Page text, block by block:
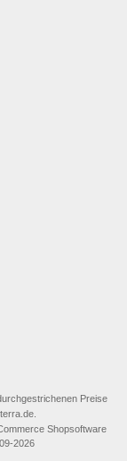
Preise
Shopsoftware
2026